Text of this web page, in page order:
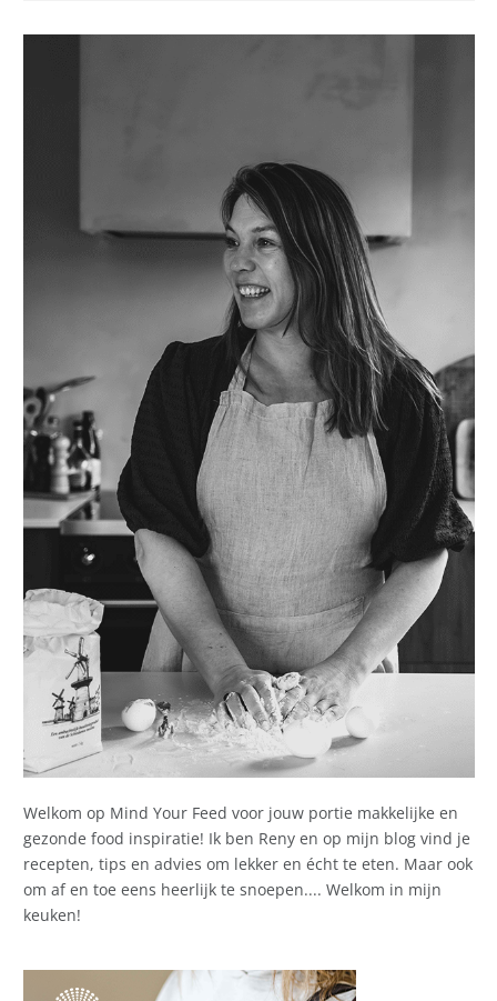
Welkom op Mind Your Feed voor jouw portie makkelijke en
gezonde food inspiratie! Ik ben Reny en op mijn blog vind je
recepten, tips en advies om lekker en écht te eten. Maar ook
om af en toe eens heerlijk te snoepen.... Welkom in mijn
keuken!